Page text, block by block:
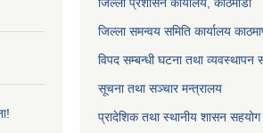
जिल्ला समन्वय समिति कार्यालय
विपद सम्बन्धी घटना तथा व्यवस्थापन
सूचना तथा सञ्चार मन्त्रालय
प्रादेशिक तथा स्थानीय शासन सहयोग